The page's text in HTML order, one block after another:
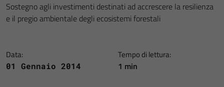
Sostegno agli investimenti destinati ad accrescere la resilienza
e il pregio ambientale degli ecosistemi forestali
Data:
01 Gennaio 2014
Tempo di lettura:
1 min